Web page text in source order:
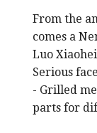
From the
comes a
Luo
Serious
- Grilled
parts for